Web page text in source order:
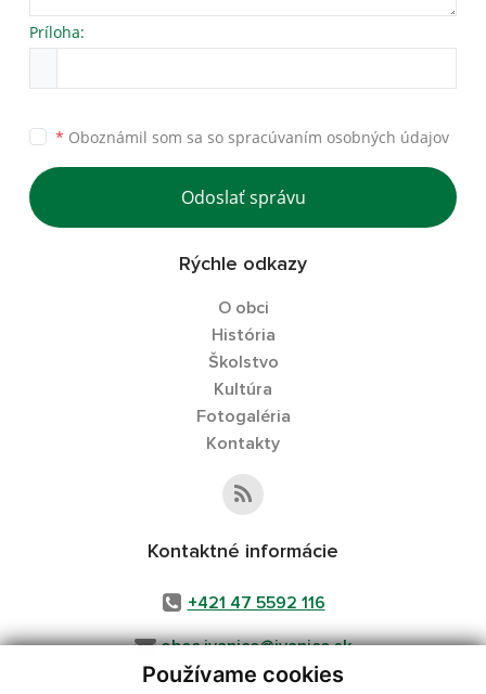
Používame cookies
Príloha:
* Oboznámil som sa so spracúvaním osobných údajov
Odoslať správu
Rýchle odkazy
O obci
História
Školstvo
Kultúra
Fotogaléria
Kontakty
Kontaktné informácie
+421 47 5592 116
obec.ivanice@ivanice.sk